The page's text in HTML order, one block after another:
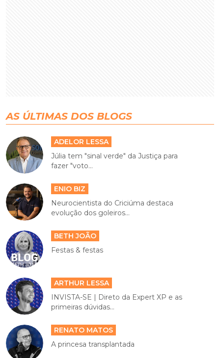
AS ÚLTIMAS DOS BLOGS
ADELOR LESSA
Júlia tem "sinal verde" da Justiça para
fazer "voto...
ENIO BIZ
Neurocientista do Criciúma destaca
evolução dos goleiros...
BETH JOÃO
Festas & festas
ARTHUR LESSA
INVISTA-SE | Direto da Expert XP e as
primeiras dúvidas...
RENATO MATOS
A princesa transplantada